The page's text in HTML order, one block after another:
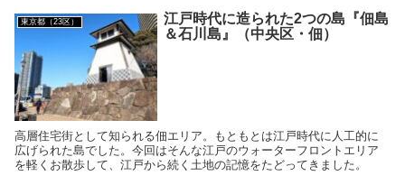
東京都（23区）
江戸時代に造られた2つの島『佃島
＆石川島』（中央区・佃）
高層住宅街として知られる佃エリア。もともとは江戸時代に人工的に
広げられた島でした。今回はそんな江戸のウォーターフロントエリア
を軽くお散歩して、江戸から続く土地の記憶をたどってきました。